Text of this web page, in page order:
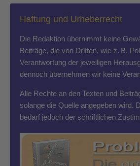
Haftung und Urheberrecht
Die Redaktion übernimmt keine
Beiträge, die von Dritten, wie z. B.
Verantwortung der jeweiligen
dennoch übernehmen wir keine
Alle Rechte an den Texten und
solange die Quelle angegeben wird.
bedarf jedoch der schriftlichen